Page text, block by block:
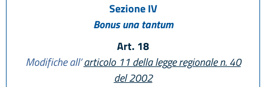
Sezione IV
Bonus una tantum
Art. 18
Modifiche all’articolo 11 della legge regionale n. 40
del 2002